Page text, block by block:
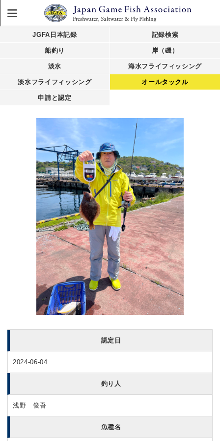
JGFA日本記録 記録検索
船釣り 岸（磯）
淡水 海水フライフィッシング
淡水フライフィッシング オールタックル
申請と認定
認定日
2024-06-04
釣り人
浅野 俊吾
魚種名